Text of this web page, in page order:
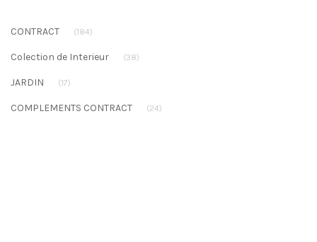
CONTRACT (184)
Colection de Interieur (38)
JARDIN (17)
COMPLEMENTS CONTRACT (24)